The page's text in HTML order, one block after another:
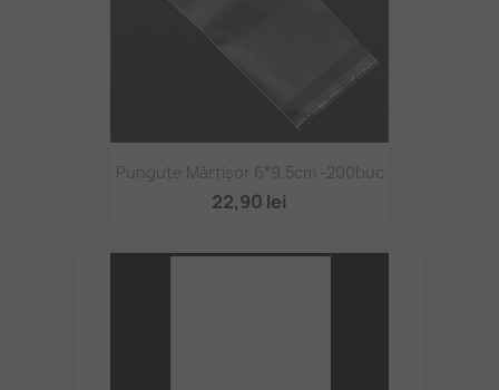
Punguțe Mărțișor 6*9.5cm -200buc
22,90 lei